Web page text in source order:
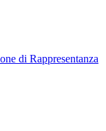
di Rappresentanza